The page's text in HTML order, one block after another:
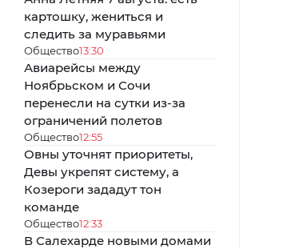
картошку, жениться и
следить за муравьями
Общество13:30
Авиарейсы между
Ноябрьском и Сочи
перенесли на сутки из-за
ограничений полетов
Общество12:55
Овны уточнят приоритеты,
Девы укрепят систему, а
Козероги зададут тон
команде
Общество12:33
В Салехарде новыми домами